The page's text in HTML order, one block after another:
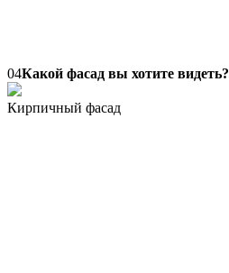
04Какой фасад вы хотите видеть?
Кирпичный фасад